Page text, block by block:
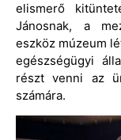
elismerő
Jánosnak, a
eszköz múzeum
egészségügyi
részt venni az
számára.